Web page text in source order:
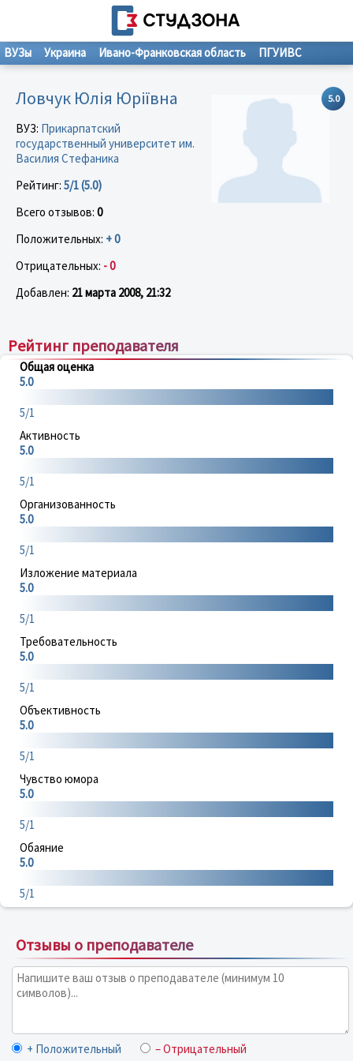
ВУЗы Украина Ивано-Франковская область ПГУИВС
5.0
Ловчук Юлія Юріївна
ВУЗ: Прикарпатский
государственный университет им.
Василия Стефаника
Рейтинг: 5/1 (5.0)
Всего отзывов: 0
Положительных: + 0
Отрицательных: - 0
Добавлен: 21 марта 2008, 21:32
Рейтинг преподавателя
Общая оценка
5.0
5/1
Активность
5.0
5/1
Организованность
5.0
5/1
Изложение материала
5.0
5/1
Требовательность
5.0
5/1
Объективность
5.0
5/1
Чувство юмора
5.0
5/1
Обаяние
5.0
5/1
Отзывы о преподавателе
+ Положительный – Отрицательный